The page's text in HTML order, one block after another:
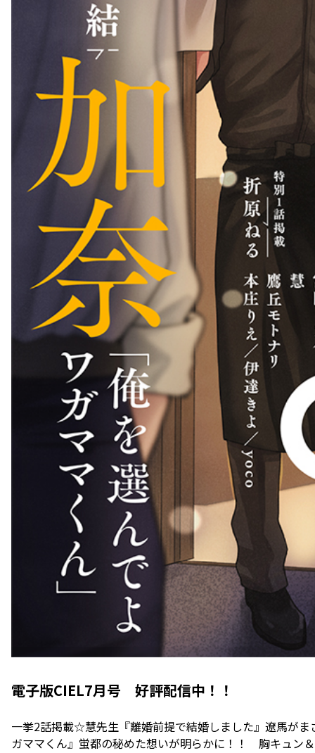
電子版CIEL7月号 好評配信中！！
一挙2話掲載☆慧先生『離婚前提で結婚しました』遼馬が
ガママくん』蛍都の秘めた想いが明らかに！！ 胸キュン